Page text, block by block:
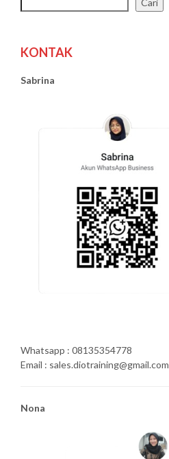
Cari
KONTAK
Sabrina
Whatsapp : 08135354778
Email : sales.diotraining@gmail.com
Nona